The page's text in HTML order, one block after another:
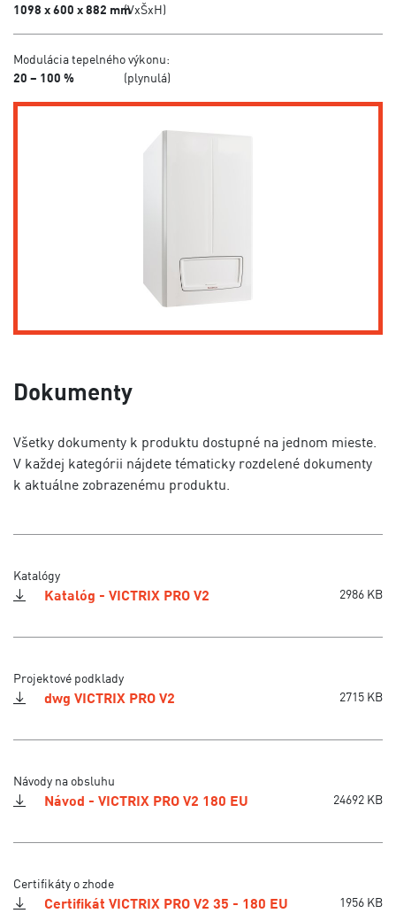
1098 x 600 x 882 mm(VxŠxH)
Modulácia tepelného výkonu:
20 – 100 %
(plynulá)
Dokumenty
Všetky dokumenty k produktu dostupné na jednom mieste.
V každej kategórii nájdete tématicky rozdelené dokumenty
k aktuálne zobrazenému produktu.
Katalógy
Katalóg - VICTRIX PRO V2 2986 KB
Projektové podklady
dwg VICTRIX PRO V2 2715 KB
Návody na obsluhu
Návod - VICTRIX PRO V2 180 EU 24692 KB
Certifikáty o zhode
Certifikát VICTRIX PRO V2 35 - 180 EU 1956 KB